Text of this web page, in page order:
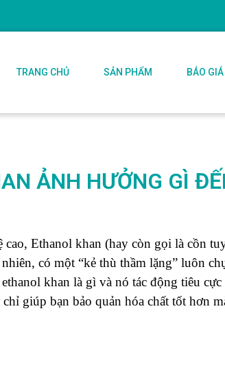
TRANG CHỦ SẢN PHẨM BÁO GIÁ
ẢNH HƯỞNG GÌ
Ethanol khan (hay còn gọi là cồn
có một “kẻ thù thầm lặng” luôn
khan là gì và nó tác động tiêu cực
giúp bạn bảo quản hóa chất tốt hơn